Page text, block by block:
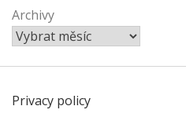
Archivy
Privacy policy